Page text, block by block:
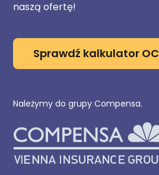
naszą ofertę!
Sprawdź kalkulator OC
Należymy do grupy Compensa.